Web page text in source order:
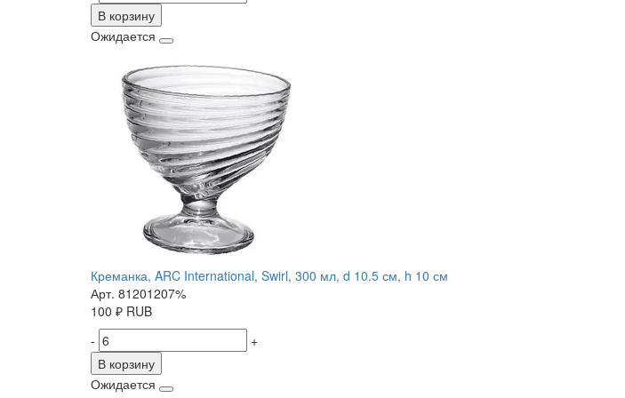
В корзину
Ожидается
Креманка, ARC International, Swirl, 300 мл, d 10.5 см, h 10 см
Арт. 81201207%
100 ₽ RUB
-
+
В корзину
Ожидается